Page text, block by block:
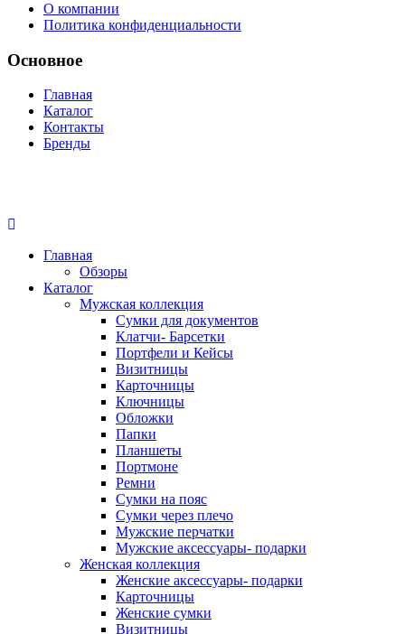
О компании
Политика конфиденциальности
Основное
Главная
Каталог
Контакты
Бренды
Главная
Обзоры
Каталог
Мужская коллекция
Сумки для документов
Клатчи- Барсетки
Портфели и Кейсы
Визитницы
Карточницы
Ключницы
Обложки
Папки
Планшеты
Портмоне
Ремни
Сумки на пояс
Сумки через плечо
Мужские перчатки
Мужские аксессуары- подарки
Женская коллекция
Женские аксессуары- подарки
Карточницы
Женские сумки
Визитницы